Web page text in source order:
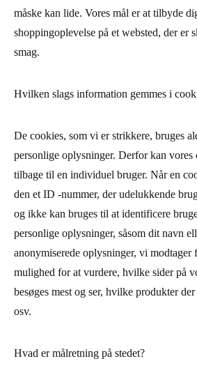
måske kan lide. Vores mål er at tilbyde
shoppingoplevelse på et websted, der er
smag.
Hvilken slags information gemmes i
De cookies, som vi er strikkere, bruges
personlige oplysninger. Derfor kan vores
tilbage til en individuel bruger. Når en
den et ID -nummer, der udelukkende
og ikke kan bruges til at identificere
personlige oplysninger, såsom dit navn
anonymiserede oplysninger, vi modtager
mulighed for at vurdere, hvilke sider på
besøges mest og ser, hvilke produkter
osv.
Hvad er målretning på stedet?